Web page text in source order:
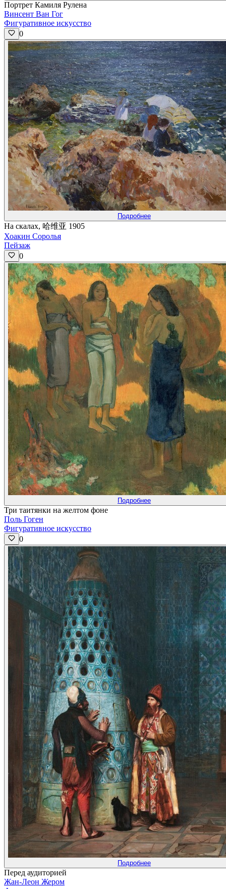
Портрет Камиля Рулена
Винсент Ван Гог
Фигуративное искусство
0
Подробнее
На скалах, 哈维亚 1905
Хоакин Соролья
Пейзаж
0
Подробнее
Три таитянки на желтом фоне
Поль Гоген
Фигуративное искусство
0
Подробнее
Перед аудиторией
Жан-Леон Жером